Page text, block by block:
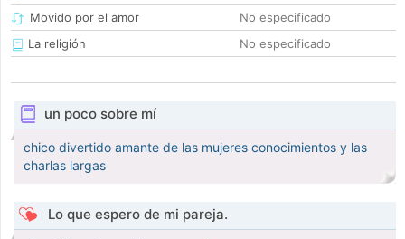
Movido por el amor
No especificado
La religión
No especificado
un poco sobre mí
chico divertido amante de las mujeres conocimientos y las
charlas largas
Lo que espero de mi pareja.